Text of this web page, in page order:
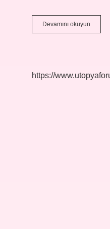
Devamını okuyun
Kış
https://